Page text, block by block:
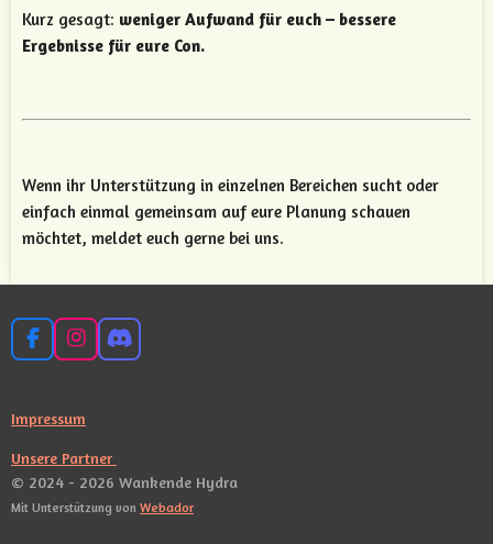
Kurz gesagt: weniger Aufwand für euch – bessere
Ergebnisse für eure Con.
Wenn ihr Unterstützung in einzelnen Bereichen sucht oder
einfach einmal gemeinsam auf eure Planung schauen
möchtet, meldet euch gerne bei uns.
F
a
b
o
k
I
n
a
r
a
m
D
i
Impressum
Unsere Partner
© 2024 - 2026 Wankende Hydra
Mit Unterstützung von Webador